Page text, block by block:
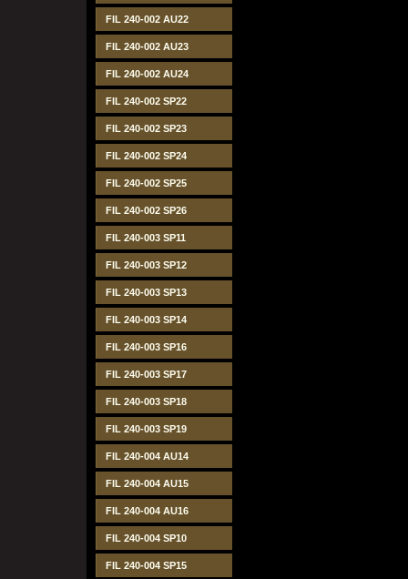
FIL 240-002 AU22
FIL 240-002 AU23
FIL 240-002 AU24
FIL 240-002 SP22
FIL 240-002 SP23
FIL 240-002 SP24
FIL 240-002 SP25
FIL 240-002 SP26
FIL 240-003 SP11
FIL 240-003 SP12
FIL 240-003 SP13
FIL 240-003 SP14
FIL 240-003 SP16
FIL 240-003 SP17
FIL 240-003 SP18
FIL 240-003 SP19
FIL 240-004 AU14
FIL 240-004 AU15
FIL 240-004 AU16
FIL 240-004 SP10
FIL 240-004 SP15